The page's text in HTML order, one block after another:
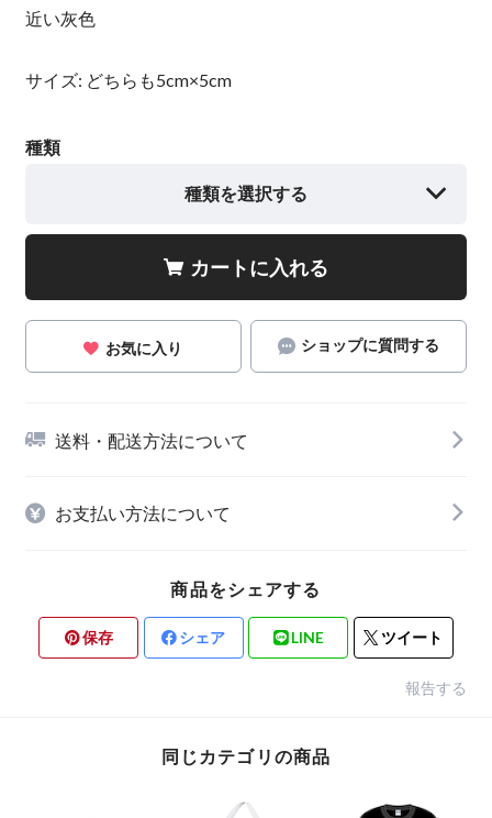
近い灰色
サイズ: どちらも5cm×5cm
種類
種類を選択する
カートに入れる
お気に入り ショップに質問する
送料・配送方法について
お支払い方法について
商品をシェアする
保存 シェア LINE ツイート
報告する
同じカテゴリの商品